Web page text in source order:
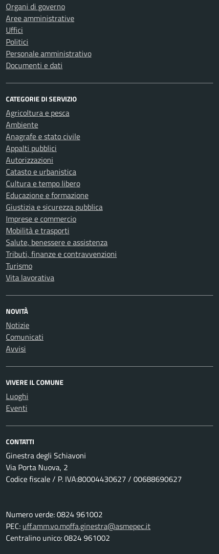
Organi di governo
Aree amministrative
Uffici
Politici
Personale amministrativo
Documenti e dati
CATEGORIE DI SERVIZIO
Agricoltura e pesca
Ambiente
Anagrafe e stato civile
Appalti pubblici
Autorizzazioni
Catasto e urbanistica
Cultura e tempo libero
Educazione e formazione
Giustizia e sicurezza pubblica
Imprese e commercio
Mobilità e trasporti
Salute, benessere e assistenza
Tributi, finanze e contravvenzioni
Turismo
Vita lavorativa
NOVITÀ
Notizie
Comunicati
Avvisi
VIVERE IL COMUNE
Luoghi
Eventi
CONTATTI
Ginestra degli Schiavoni
Via Porta Nuova, 2
Codice fiscale / P. IVA:80004430627 / 00688690627
Numero verde: 0824 961002
PEC: uff.amm.vo.moffa.ginestra@asmepec.it
Centralino unico: 0824 961002